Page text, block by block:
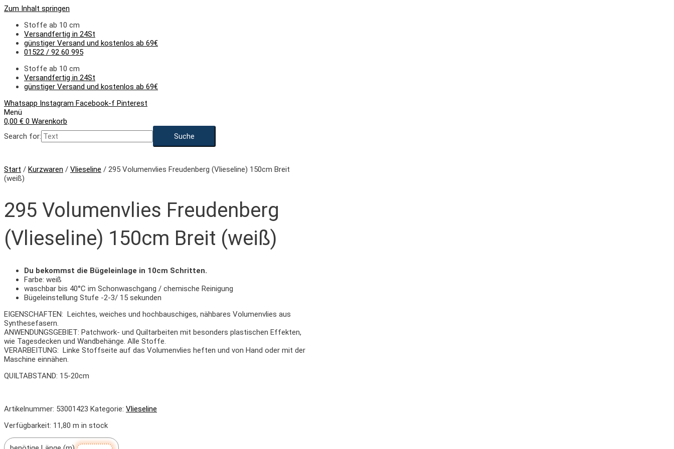
Zum Inhalt springen
Stoffe ab 10 cm
Versandfertig in 24St
günstiger Versand und kostenlos ab 69€
01522 / 92 60 995
Stoffe ab 10 cm
Versandfertig in 24St
günstiger Versand und kostenlos ab 69€
Whatsapp Instagram Facebook-f Pinterest
Menü
0,00 € 0 Warenkorb
Search for:
Start / Kurzwaren / Vlieseline / 295 Volumenvlies Freudenberg (Vlieseline) 150cm Breit
(weiß)
295 Volumenvlies Freudenberg
(Vlieseline) 150cm Breit (weiß)
Du bekommst die Bügeleinlage in 10cm Schritten.
Farbe: weiß
waschbar bis 40°C im Schonwaschgang / chemische Reinigung
Bügeleinstellung Stufe -2-3/ 15 sekunden
EIGENSCHAFTEN: Leichtes, weiches und hochbauschiges, nähbares Volumenvlies aus
Synthesefasern.
ANWENDUNGSGEBIET: Patchwork- und Quiltarbeiten mit besonders plastischen Effekten,
wie Tagesdecken und Wandbehänge. Alle Stoffe.
VERARBEITUNG: Linke Stoffseite auf das Volumenvlies heften und von Hand oder mit der
Maschine einnähen.
QUILTABSTAND: 15-20cm
Artikelnummer: 53001423 Kategorie: Vlieseline
Verfügbarkeit: 11,80 m in stock